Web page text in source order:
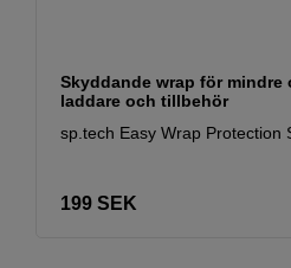
Skyddande wrap för mindre
laddare och tillbehör
sp.tech Easy Wrap Protection
199 SEK